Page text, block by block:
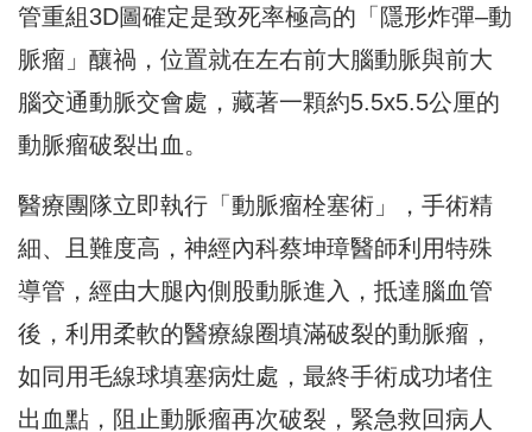
管重組3D圖確定是致死率極高的「隱形炸彈–動
脈瘤」釀禍，位置就在左右前大腦動脈與前大
腦交通動脈交會處，藏著一顆約5.5x5.5公厘的
動脈瘤破裂出血。
醫療團隊立即執行「動脈瘤栓塞術」，手術精
細、且難度高，神經內科蔡坤璋醫師利用特殊
導管，經由大腿內側股動脈進入，抵達腦血管
後，利用柔軟的醫療線圈填滿破裂的動脈瘤，
如同用毛線球填塞病灶處，最終手術成功堵住
出血點，阻止動脈瘤再次破裂，緊急救回病人